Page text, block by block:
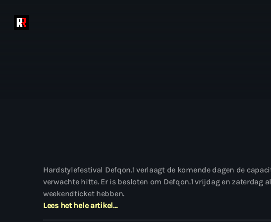
Hardstylefestival Defqon.1 verlaagt de komende dagen de
verwachte hitte. Er is besloten om Defqon.1 vrijdag en zaterdag
weekendticket hebben.
Lees het hele artikel…